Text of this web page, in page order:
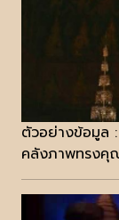
ตัวอย่างข้อมูล
คลังภาพทรงคุ